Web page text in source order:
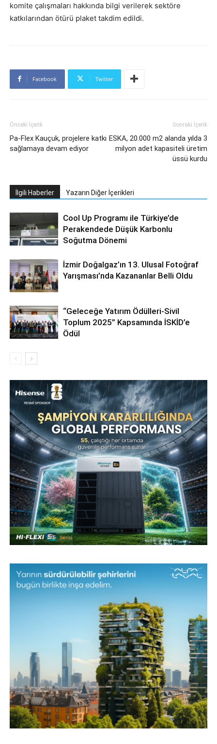
komite çalışmaları hakkında bilgi verilerek sektöre
katkılarından ötürü plaket takdim edildi.
Facebook Twitter
Önceki İçerik
Pa-Flex Kauçuk, projelere katkı
sağlamaya devam ediyor
Sonraki İçerik
ESKA, 20.000 m2 alanda yılda 3
milyon adet kapasiteli üretim
üssü kurdu
İlgili Haberler Yazarın Diğer İçerikleri
Cool Up Programı ile Türkiye’de
Perakendede Düşük Karbonlu
Soğutma Dönemi
İzmir Doğalgaz’ın 13. Ulusal Fotoğraf
Yarışması’nda Kazananlar Belli Oldu
“Geleceğe Yatırım Ödülleri-Sivil
Toplum 2025” Kapsamında İSKİD’e
Ödül